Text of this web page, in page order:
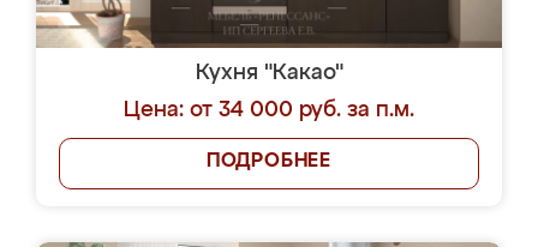
Кухня "Какао"
Цена: от 34 000 руб. за п.м.
ПОДРОБНЕЕ